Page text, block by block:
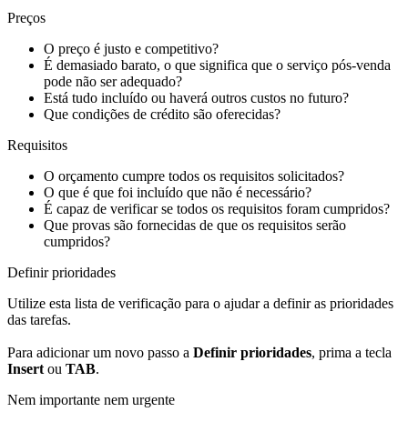
Preços
O preço é justo e competitivo?
É demasiado barato, o que significa que o serviço pós-venda
pode não ser adequado?
Está tudo incluído ou haverá outros custos no futuro?
Que condições de crédito são oferecidas?
Requisitos
O orçamento cumpre todos os requisitos solicitados?
O que é que foi incluído que não é necessário?
É capaz de verificar se todos os requisitos foram cumpridos?
Que provas são fornecidas de que os requisitos serão
cumpridos?
Definir prioridades
Utilize esta lista de verificação para o ajudar a definir as prioridades
das tarefas.
Para adicionar um novo passo a Definir prioridades, prima a tecla
Insert ou TAB.
Nem importante nem urgente